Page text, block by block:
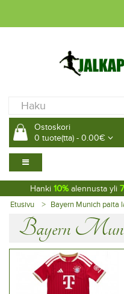
Ostoskori
0 tuote(tta) - 0.00€
Hanki 10% alennusta yli
Etusivu Bayern Munich paita
Bayern